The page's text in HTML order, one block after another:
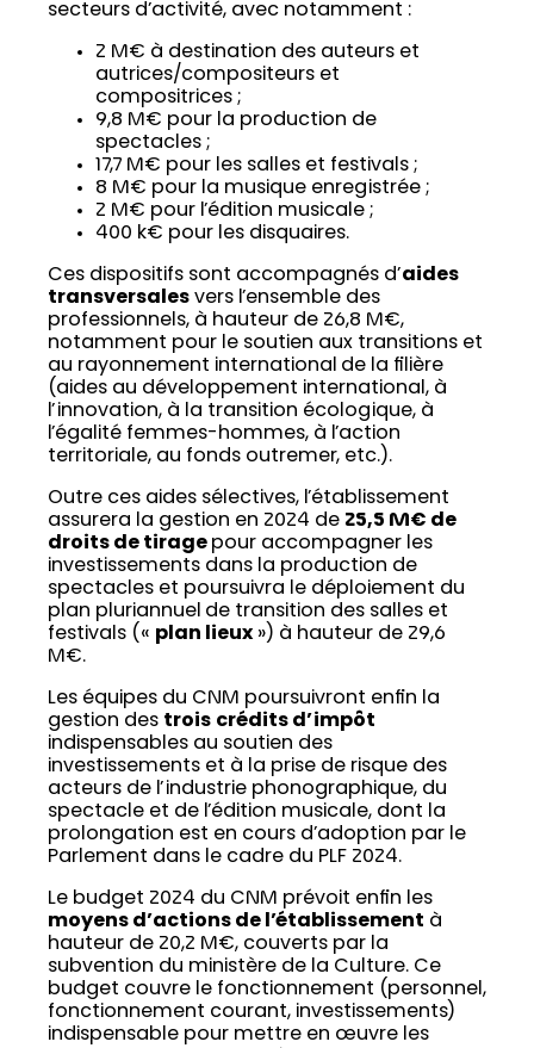
secteurs d’activité, avec notamment :
2 M€ à destination des auteurs et
autrices/compositeurs et
compositrices ;
9,8 M€ pour la production de
spectacles ;
17,7 M€ pour les salles et festivals ;
8 M€ pour la musique enregistrée ;
2 M€ pour l’édition musicale ;
400 k€ pour les disquaires.
Ces dispositifs sont accompagnés d’aides
transversales vers l’ensemble des
professionnels, à hauteur de 26,8 M€,
notamment pour le soutien aux transitions et
au rayonnement international de la filière
(aides au développement international, à
l’innovation, à la transition écologique, à
l’égalité femmes-hommes, à l’action
territoriale, au fonds outremer, etc.).
Outre ces aides sélectives, l’établissement
assurera la gestion en 2024 de 25,5 M€ de
droits de tirage pour accompagner les
investissements dans la production de
spectacles et poursuivra le déploiement du
plan pluriannuel de transition des salles et
festivals (« plan lieux ») à hauteur de 29,6
M€.
Les équipes du CNM poursuivront enfin la
gestion des trois crédits d’impôt
indispensables au soutien des
investissements et à la prise de risque des
acteurs de l’industrie phonographique, du
spectacle et de l’édition musicale, dont la
prolongation est en cours d’adoption par le
Parlement dans le cadre du PLF 2024.
Le budget 2024 du CNM prévoit enfin les
moyens d’actions de l’établissement à
hauteur de 20,2 M€, couverts par la
subvention du ministère de la Culture. Ce
budget couvre le fonctionnement (personnel,
fonctionnement courant, investissements)
indispensable pour mettre en œuvre les